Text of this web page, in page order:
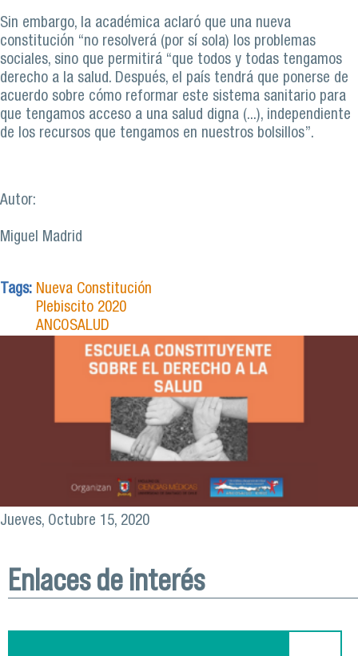
Sin embargo, la académica aclaró que una nueva
constitución “no resolverá (por sí sola) los problemas
sociales, sino que permitirá “que todos y todas tengamos
derecho a la salud. Después, el país tendrá que ponerse de
acuerdo sobre cómo reformar este sistema sanitario para
que tengamos acceso a una salud digna (...), independiente
de los recursos que tengamos en nuestros bolsillos”.
Autor:
Miguel Madrid
Tags: Nueva Constitución
Plebiscito 2020
ANCOSALUD
Jueves, Octubre 15, 2020
Enlaces de interés